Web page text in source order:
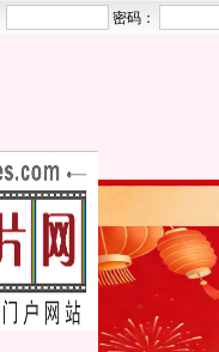
密码：